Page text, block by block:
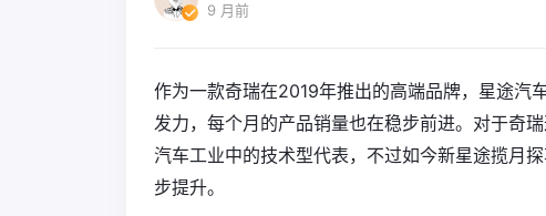
9 月前
作为一款奇瑞在2019年推出的高端品牌，星途汽
发力，每个月的产品销量也在稳步前进。对于奇
汽车工业中的技术型代表，不过如今新星途揽月
步提升。